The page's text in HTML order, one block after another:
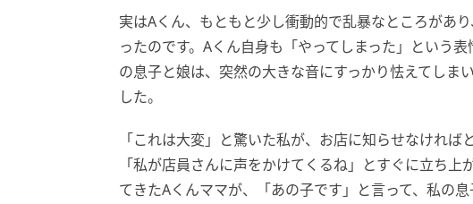
実はAくん、もともと少し衝動的で乱暴なところがあ
ったのです。Aくん自身も「やってしまった」という
の息子と娘は、突然の大きな音にすっかり怯えてしま
した。
「これは大変」と驚いた私が、お店に知らせなけれ
「私が店員さんに声をかけてくるね」とすぐに立ち
てきたAくんママが、「あの子です」と言って、私の息